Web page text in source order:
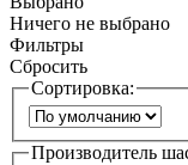
Ничего не выбрано
Фильтры
Сбросить
Сортировка:
Производитель